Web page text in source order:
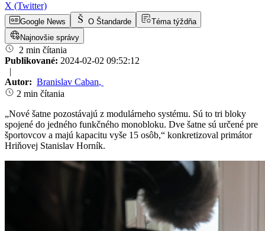
X (Twitter)
Google News O Štandarde
Téma týždňa
Najnovšie správy
2 min čítania
Publikované: 2024-02-02 09:52:12
|
Autor: Branislav Caban,
2 min čítania
„Nové šatne pozostávajú z modulárneho systému. Sú to tri bloky
spojené do jedného funkčného monobloku. Dve šatne sú určené pre
športovcov a majú kapacitu vyše 15 osôb,“ konkretizoval primátor
Hriňovej Stanislav Horník.